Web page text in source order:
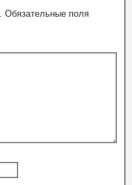
Обязательные поля